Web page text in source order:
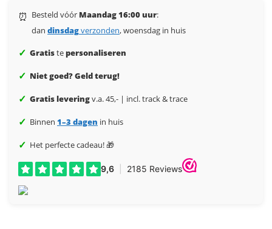
⏰ Besteld vóór Maandag 16:00 uur:
dan dinsdagverzonden, woensdag in huis
✓ Gratistepersonaliseren
✓ Niet goed? Geld terug!
✓ Gratis leveringv.a. 45,- | incl. track & trace
✓ Binnen 1–3 dagen in huis
✓ Het perfecte cadeau! 🎁